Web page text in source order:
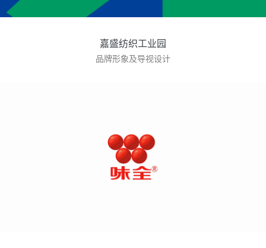
嘉盛纺织工业园
品牌形象及导视设计